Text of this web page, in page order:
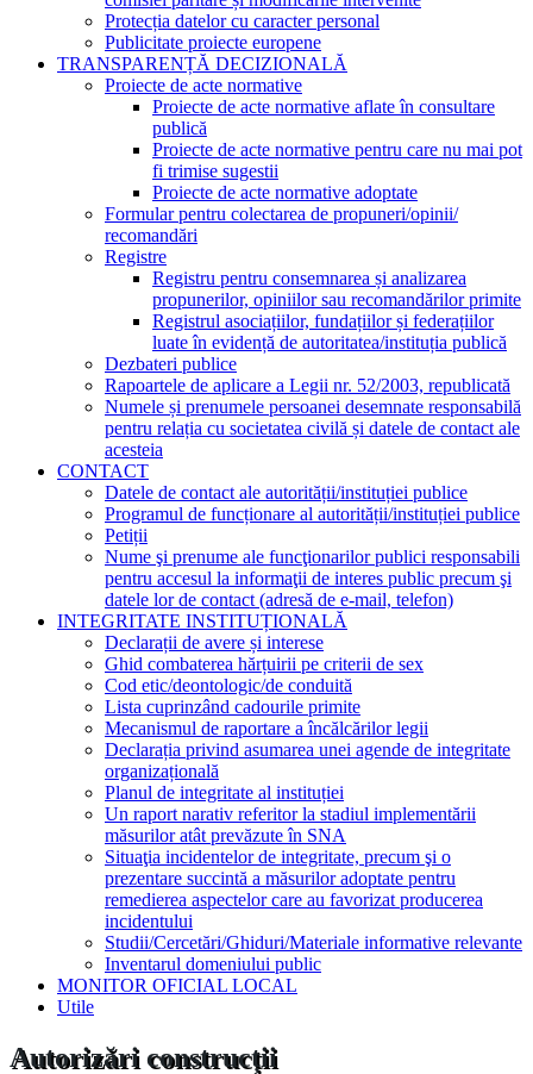
Protecția datelor cu caracter personal
Publicitate proiecte europene
TRANSPARENȚĂ DECIZIONALĂ
Proiecte de acte normative
Proiecte de acte normative aflate în consultare
publică
Proiecte de acte normative pentru care nu mai pot
fi trimise sugestii
Proiecte de acte normative adoptate
Formular pentru colectarea de propuneri/opinii/
recomandări
Registre
Registru pentru consemnarea și analizarea
propunerilor, opiniilor sau recomandărilor primite
Registrul asociațiilor, fundațiilor și federațiilor
luate în evidență de autoritatea/instituția publică
Dezbateri publice
Rapoartele de aplicare a Legii nr. 52/2003, republicată
Numele și prenumele persoanei desemnate responsabilă
pentru relația cu societatea civilă și datele de contact ale
acesteia
CONTACT
Datele de contact ale autorității/instituției publice
Programul de funcționare al autorității/instituției publice
Petiții
Nume şi prenume ale funcţionarilor publici responsabili
pentru accesul la informaţii de interes public precum şi
datele lor de contact (adresă de e-mail, telefon)
INTEGRITATE INSTITUȚIONALĂ
Declarații de avere și interese
Ghid combaterea hărțuirii pe criterii de sex
Cod etic/deontologic/de conduită
Lista cuprinzând cadourile primite
Mecanismul de raportare a încălcărilor legii
Declarația privind asumarea unei agende de integritate
organizațională
Planul de integritate al instituției
Un raport narativ referitor la stadiul implementării
măsurilor atât prevăzute în SNA
Situaţia incidentelor de integritate, precum şi o
prezentare succintă a măsurilor adoptate pentru
remedierea aspectelor care au favorizat producerea
incidentului
Studii/Cercetări/Ghiduri/Materiale informative relevante
Inventarul domeniului public
MONITOR OFICIAL LOCAL
Utile
Autorizări construcții